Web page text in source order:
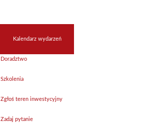
Kalendarz wydarzeń
Doradztwo
Szkolenia
Zgłoś teren inwestycyjny
Zadaj pytanie